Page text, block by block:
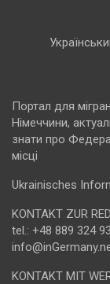
Портал для
Німеччини,
знати про
місці
Ukrainisches
KONTAKT ZUR
tel.: +48 889 324
KONTAKT MIT